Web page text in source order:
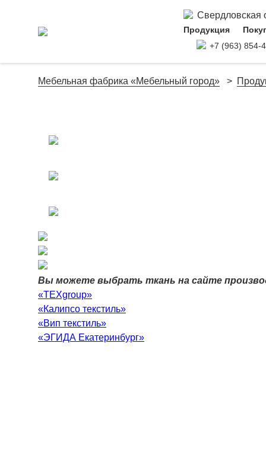
Свердловская
Продукция
+7 (963) 854-
Мебельная фабрика «Мебельный город»
Вы можете выбрать ткань на сайте
«TEXgroup»
«Калипсо текстиль»
«Вип текстиль»
«ЭГИДА Екатеринбург»